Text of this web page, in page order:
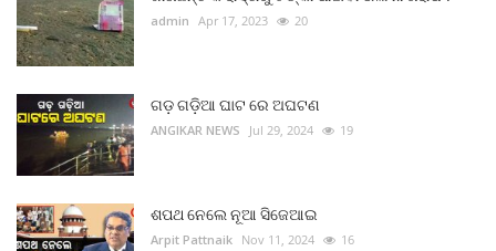
admin Apr 17, 2023 20
ଗଡ଼ ଗଡ଼ିଆ ଘାଟ ରେ ଅଘଟଣ
ANGIKAR NEWS Jul 29, 2024 19
ଶପଥ ନେଲେ ନୂଆ ସିଜେଆଇ
Arpit Pattnaik Nov 11, 2024 16